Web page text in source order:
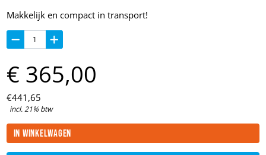
Makkelijk en compact in transport!
€441,65
incl. 21% btw
€ 365,00
In winkelwagen